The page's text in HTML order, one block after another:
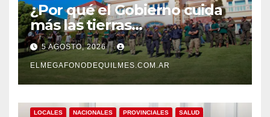
¿Por qué el Gobierno cuida
más las tierras
extranjerizadas que el
patrimonio de todos los
argentinos?
5 AGOSTO, 2026
ELMEGAFONODEQUILMES.COM.AR
LOCALES NACIONALES PROVINCIALES SALUD